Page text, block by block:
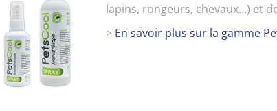
lapins, rongeurs, chevaux…) et
> En savoir plus sur la gamme